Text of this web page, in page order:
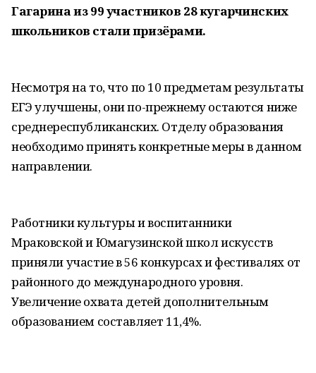
Гагарина из 99 участников 28 кугарчинских
школьников стали призёрами.
Несмотря на то, что по 10 предметам результаты
ЕГЭ улучшены, они по-прежнему остаются ниже
среднереспубликанских. Отделу образования
необходимо принять конкретные меры в данном
направлении.
Работники культуры и воспитанники
Мраковской и Юмагузинской школ искусств
приняли участие в 56 конкурсах и фестивалях от
районного до международного уровня.
Увеличение охвата детей дополнительным
образованием составляет 11,4%.